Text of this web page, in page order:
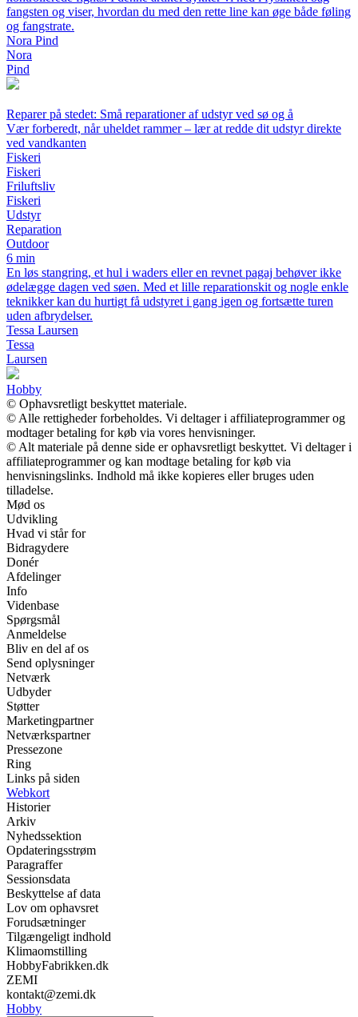
fangsten og viser, hvordan du med den rette line kan øge både føling
og fangstrate.
Nora Pind
Nora
Pind
Reparer på stedet: Små reparationer af udstyr ved sø og å
Vær forberedt, når uheldet rammer – lær at redde dit udstyr direkte
ved vandkanten
Fiskeri
Fiskeri
Friluftsliv
Fiskeri
Udstyr
Reparation
Outdoor
6 min
En løs stangring, et hul i waders eller en revnet pagaj behøver ikke
ødelægge dagen ved søen. Med et lille reparationskit og nogle enkle
teknikker kan du hurtigt få udstyret i gang igen og fortsætte turen
uden afbrydelser.
Tessa Laursen
Tessa
Laursen
Hobby
© Ophavsretligt beskyttet materiale.
© Alle rettigheder forbeholdes. Vi deltager i affiliateprogrammer og
modtager betaling for køb via vores henvisninger.
© Alt materiale på denne side er ophavsretligt beskyttet. Vi deltager i
affiliateprogrammer og kan modtage betaling for køb via
henvisningslinks. Indhold må ikke kopieres eller bruges uden
tilladelse.
Mød os
Udvikling
Hvad vi står for
Bidragydere
Donér
Afdelinger
Info
Videnbase
Spørgsmål
Anmeldelse
Bliv en del af os
Send oplysninger
Netværk
Udbyder
Støtter
Marketingpartner
Netværkspartner
Pressezone
Ring
Links på siden
Webkort
Historier
Arkiv
Nyhedssektion
Opdateringsstrøm
Paragraffer
Sessionsdata
Beskyttelse af data
Lov om ophavsret
Forudsætninger
Tilgængeligt indhold
Klimaomstilling
HobbyFabrikken.dk
ZEMI
kontakt@zemi.dk
Hobby